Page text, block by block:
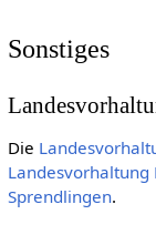
Sonstiges
Die
Landesvorhaltung
Sprendlingen.